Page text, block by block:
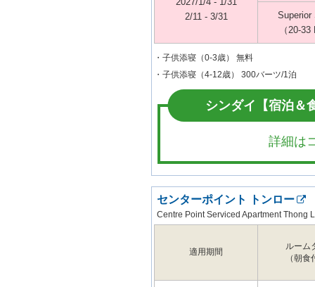
2/11 - 3/31
Superior
（20-
・子供添寝（0-3歳） 無料
・子供添寝（4-12歳） 300バーツ/1泊
シンダイ【宿泊＆
詳細は
センターポイント トンロー
Centre Point Serviced Apartment Thong
適用期間
ルーム
（朝